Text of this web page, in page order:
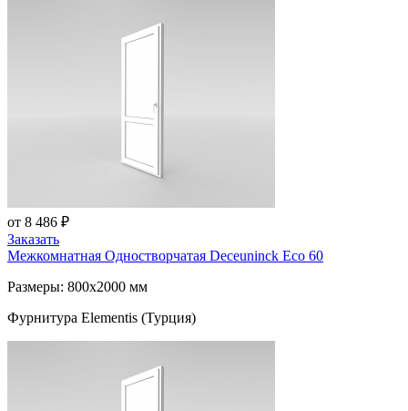
от 8 486 ₽
Заказать
Межкомнатная Одностворчатая Deceuninck Eco 60
Размеры: 800x2000 мм
Фурнитура Elementis (Турция)